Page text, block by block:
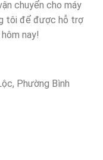
chuyển cho máy
tôi để được hỗ trợ
nay!
Phường Bình